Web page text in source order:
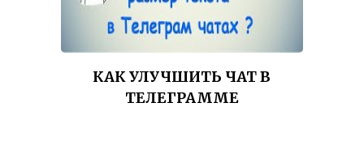
КАК УЛУЧШИТЬ ЧАТ В
ТЕЛЕГРАММЕ